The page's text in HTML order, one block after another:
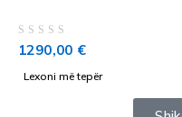
1290,00 €
Lexoni më tepër